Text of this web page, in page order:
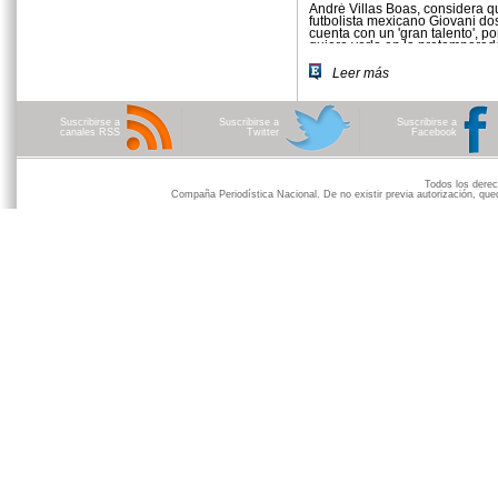
André Villas Boas, considera
futbolista mexicano Giovani
cuenta con un 'gran talento',
quiere verlo en la
Leer más
Suscribirse a
canales RSS
Suscribirse a
Twitter
Suscribirse a
Facebook
Todos los
Compaña Periodística Nacional. De no existir previa autorización,